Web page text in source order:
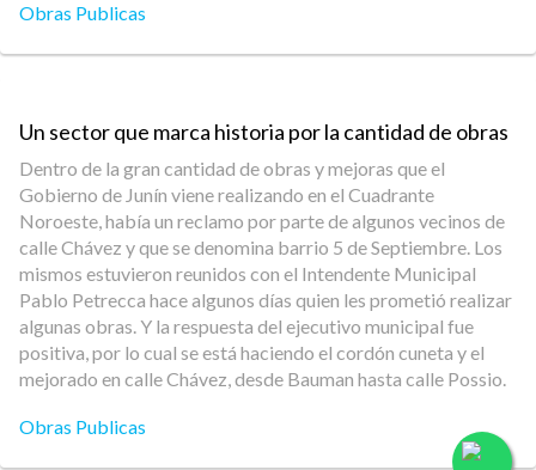
Obras Publicas
Un sector que marca historia por la cantidad de obras
Dentro de la gran cantidad de obras y mejoras que el
Gobierno de Junín viene realizando en el Cuadrante
Noroeste, había un reclamo por parte de algunos vecinos de
calle Chávez y que se denomina barrio 5 de Septiembre. Los
mismos estuvieron reunidos con el Intendente Municipal
Pablo Petrecca hace algunos días quien les prometió realizar
algunas obras. Y la respuesta del ejecutivo municipal fue
positiva, por lo cual se está haciendo el cordón cuneta y el
mejorado en calle Chávez, desde Bauman hasta calle Possio.
Obras Publicas